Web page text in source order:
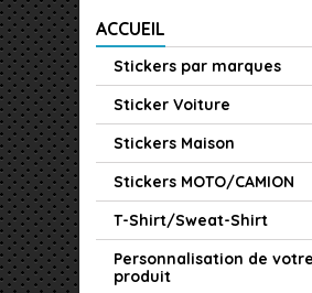
ACCUEIL
Stickers par marques
Sticker Voiture
Stickers Maison
Stickers MOTO/CAMION
T-Shirt/Sweat-Shirt
Personnalisation de votre
produit